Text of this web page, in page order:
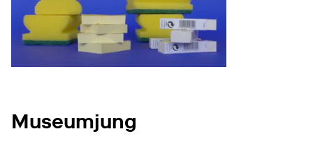
Museumjung